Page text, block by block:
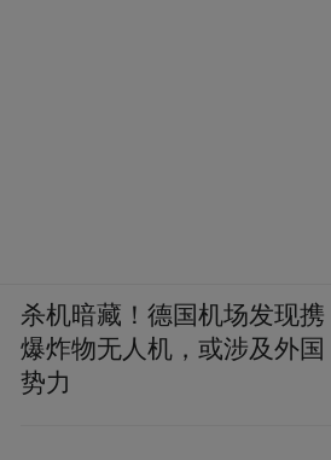
杀机暗藏！德国机场发现携
爆炸物无人机，或涉及外国
势力